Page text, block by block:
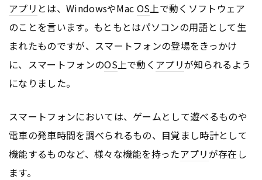
アプリ とは、WindowsやMac OS上で動くソフトウェア
のことを言います。もともとはパソコンの用語として生
まれたものですが、スマートフォンの登場をきっかけ
に、スマートフォンのOS上で動く アプリが知られるよう
になりました。
スマートフォンにおいては、ゲームとして遊べるものや
電車の発車時間を調べられるもの、目覚まし時計として
機能するものなど、様々な機能を持ったアプリが存在し
ます。